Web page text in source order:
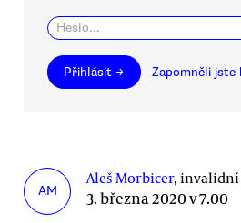
Přihlásit → Zapomněli jste
AM
Aleš Morbicer, invalidní
3. března 2020 v 7.00